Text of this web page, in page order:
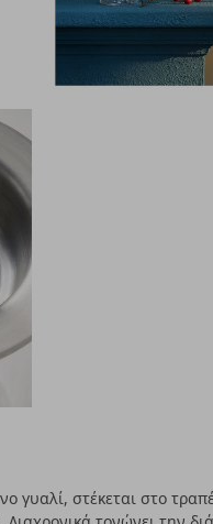
γυαλί, στέκεται στο